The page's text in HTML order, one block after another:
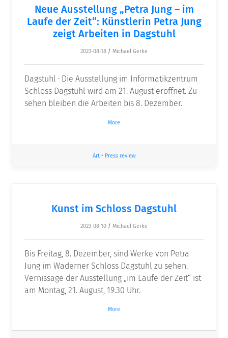
Neue Ausstellung „Petra Jung – im
Laufe der Zeit“: Künstlerin Petra Jung
zeigt Arbeiten in Dagstuhl
2023-08-18 / Michael Gerke
Dagstuhl · Die Ausstellung im Informatikzentrum
Schloss Dagstuhl wird am 21. August eröffnet. Zu
sehen bleiben die Arbeiten bis 8. Dezember.
More
Art• Press review
Kunst im Schloss Dagstuhl
2023-08-10 / Michael Gerke
Bis Freitag, 8. Dezember, sind Werke von Petra
Jung im Waderner Schloss Dagstuhl zu sehen.
Vernissage der Ausstellung „im Laufe der Zeit“ ist
am Montag, 21. August, 19.30 Uhr.
More